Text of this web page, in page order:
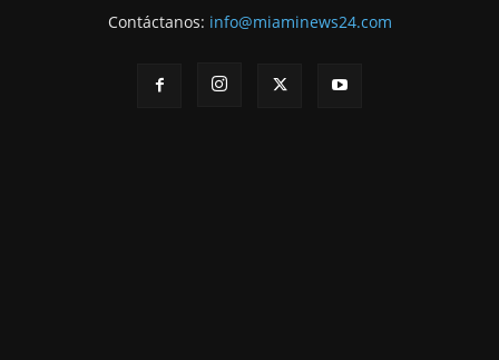
Contáctanos: info@miaminews24.com